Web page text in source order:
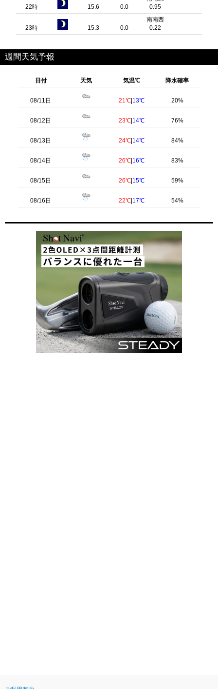
22時 15.6 0.0
0.95
23時 15.3 0.0
南南西
0.22
週間天気予報
日付 天気 気温℃ 降水確率
08/11日 21℃ 13℃ 20%
08/12日 23℃ 14℃ 76%
08/13日 24℃ 14℃ 84%
08/14日 26℃ 16℃ 83%
08/15日 26℃ 15℃ 59%
08/16日 22℃ 17℃ 54%